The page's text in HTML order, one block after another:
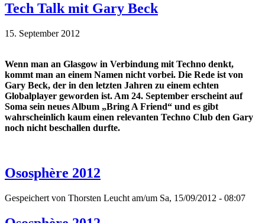
Tech Talk mit Gary Beck
15. September 2012
Wenn man an Glasgow in Verbindung mit Techno denkt,
kommt man an einem Namen nicht vorbei. Die Rede ist von
Gary Beck, der in den letzten Jahren zu einem echten
Globalplayer geworden ist. Am 24. September erscheint auf
Soma sein neues Album „Bring A Friend“ und es gibt
wahrscheinlich kaum einen relevanten Techno Club den Gary
noch nicht beschallen durfte.
Ososphère 2012
Gespeichert von Thorsten Leucht am/um Sa, 15/09/2012 - 08:07